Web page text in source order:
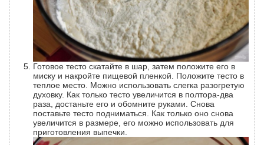
Готовое тесто скатайте в шар, затем положите его в
миску и накройте пищевой пленкой. Положите тесто в
теплое место. Можно использовать слегка разогретую
духовку. Как только тесто увеличится в полтора-два
раза, достаньте его и обомните руками. Снова
поставьте тесто подниматься. Как только оно снова
увеличится в размере, его можно использовать для
приготовления выпечки.